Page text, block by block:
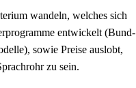
wandeln, welches sich
entwickelt (Bund-
sowie Preise auslobt,
zu sein.